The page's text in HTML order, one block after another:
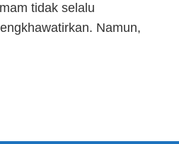
tidak selalu
Namun,